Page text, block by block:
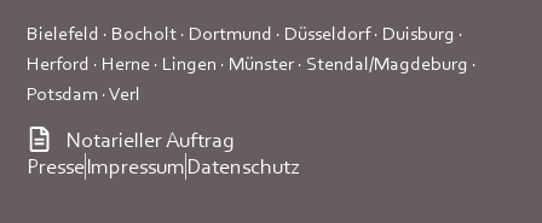
Bielefeld · Bocholt · Dortmund · Düsseldorf· Duisburg ·
Herford · Herne · Lingen · Münster · Stendal/Magdeburg ·
Potsdam ·Verl
Notarieller Auftrag
PresseImpressumDatenschutz